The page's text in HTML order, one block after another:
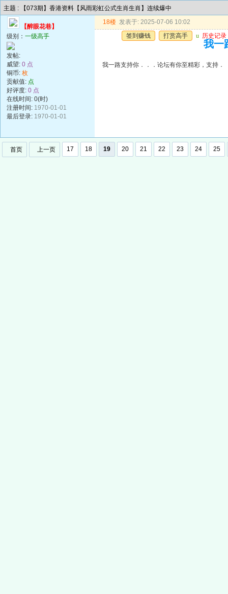
主题 : 【073期】香港资料【风雨彩虹公式生肖生肖】连续爆中
【醉眼花巷】
级别： 一级高手
发帖:
威望: 0 点
铜币: 枚
贡献值: 点
好评度: 0 点
在线时间: 0(时)
注册时间: 1970-01-01
最后登录: 1970-01-01
18楼 发表于: 2025-07-06 10:02
签到赚钱
打赏高手 u 历史记录
我一
我一路支持你．．．论坛有你至精彩，支持．
首页 上一页 17 18 19 20 21 22 23 24 25